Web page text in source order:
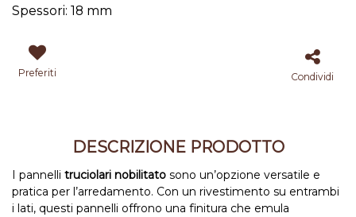
Spessori: 18 mm
Preferiti Condividi
DESCRIZIONE PRODOTTO
I pannelli truciolari nobilitato sono un’opzione versatile e
pratica per l’arredamento. Con un rivestimento su entrambi
i lati, questi pannelli offrono una finitura che emula